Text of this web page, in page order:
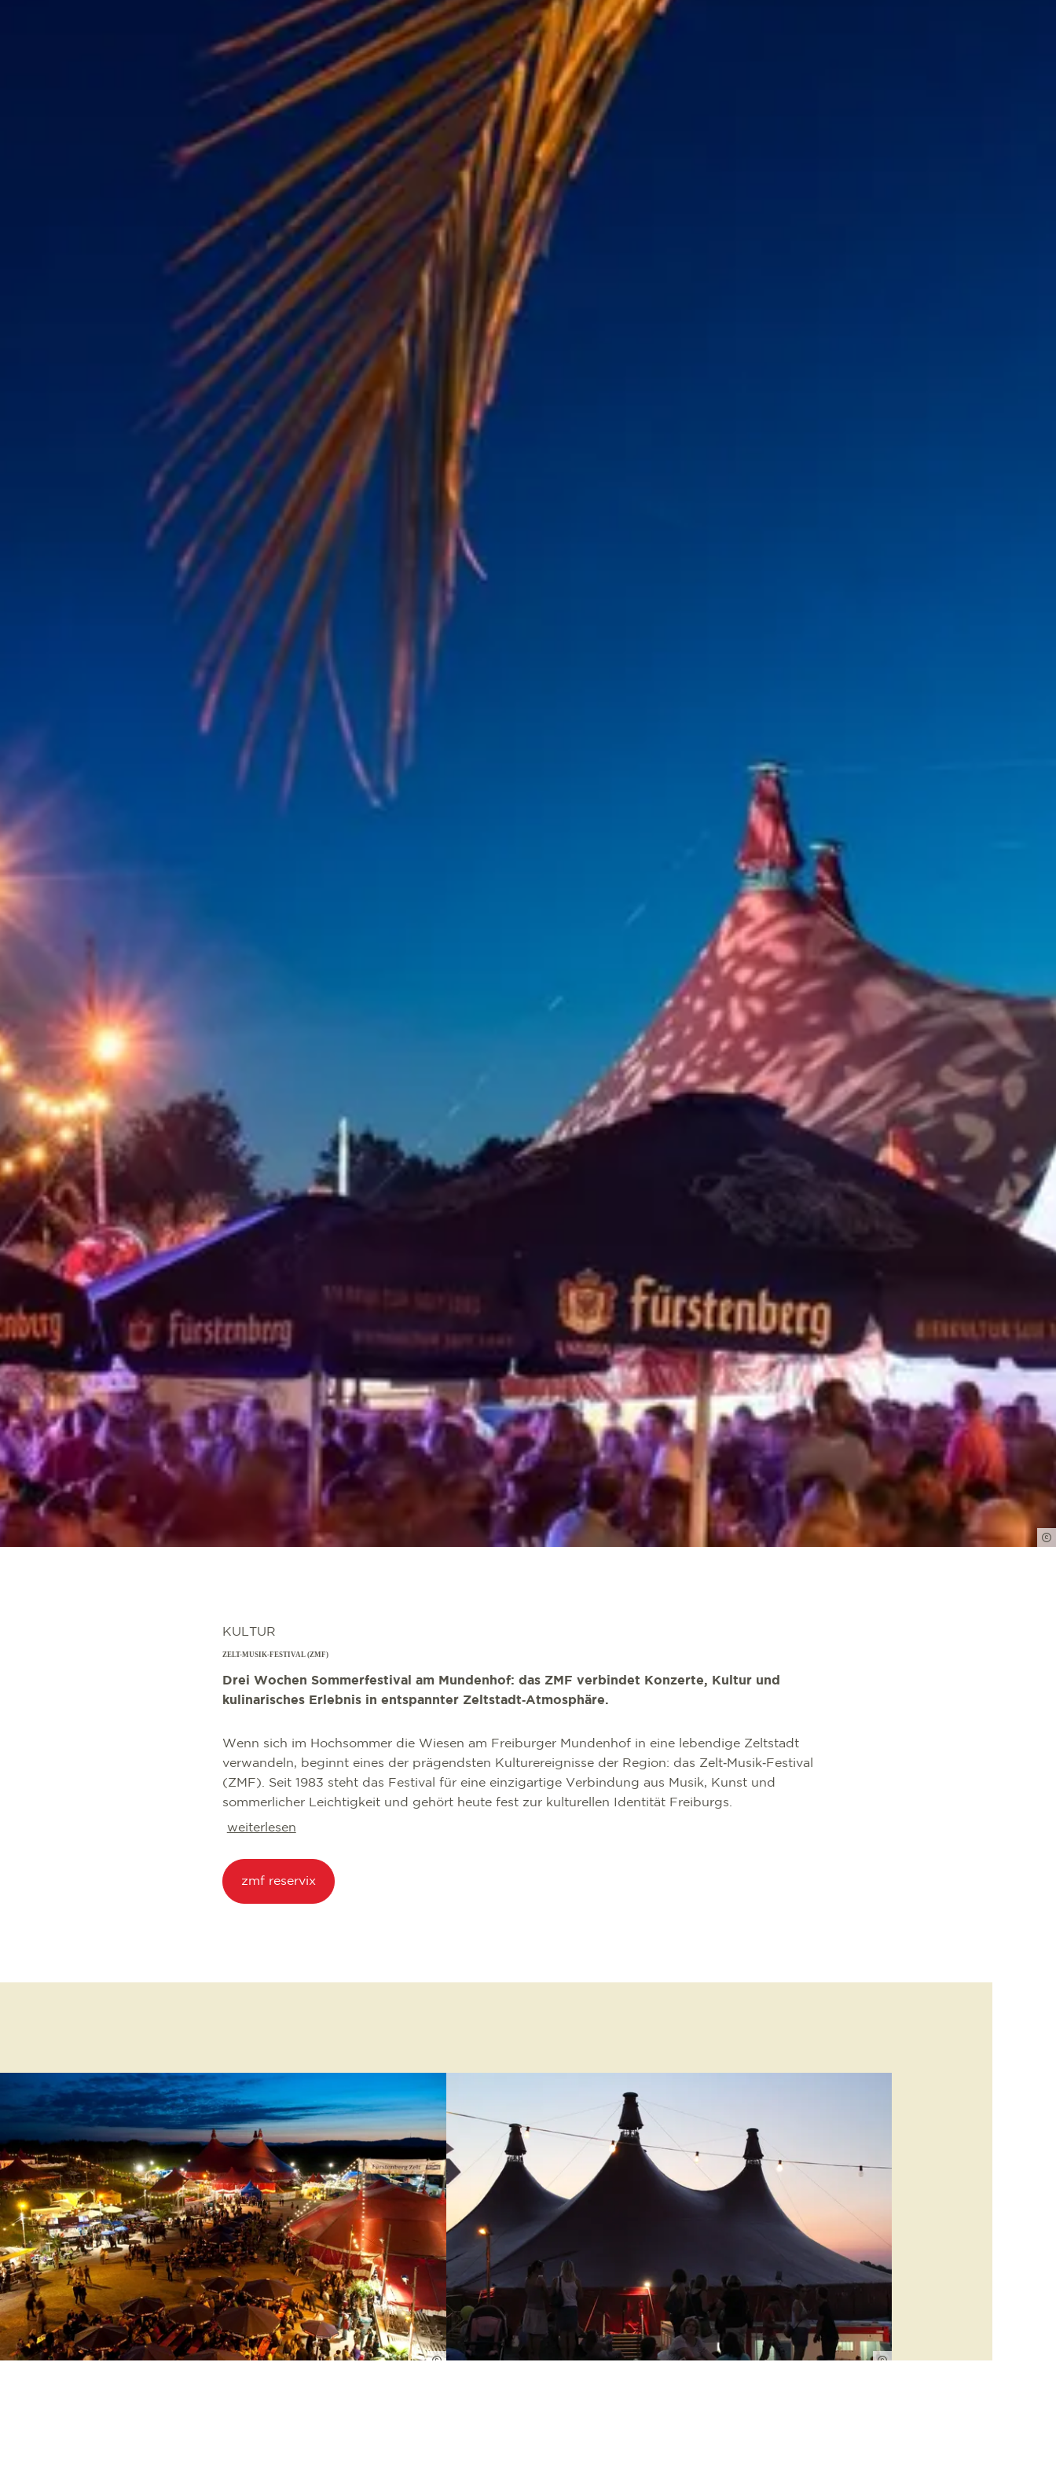
KULTUR
ZELT-MUSIK-FESTIVAL (ZMF)
Drei Wochen Sommerfestival am Mundenhof: das ZMF verbindet Konzerte, Kultur und
kulinarisches Erlebnis in entspannter Zeltstadt‑Atmosphäre.
Wenn sich im Hochsommer die Wiesen am Freiburger Mundenhof in eine lebendige Zeltstadt
verwandeln, beginnt eines der prägendsten Kulturereignisse der Region: das Zelt‑Musik‑Festival
(ZMF). Seit 1983 steht das Festival für eine einzigartige Verbindung aus Musik, Kunst und
sommerlicher Leichtigkeit und gehört heute fest zur kulturellen Identität Freiburgs.
weiterlesen
zmf reservix
ZMF-Klaus Polkowski FWTM-Escher